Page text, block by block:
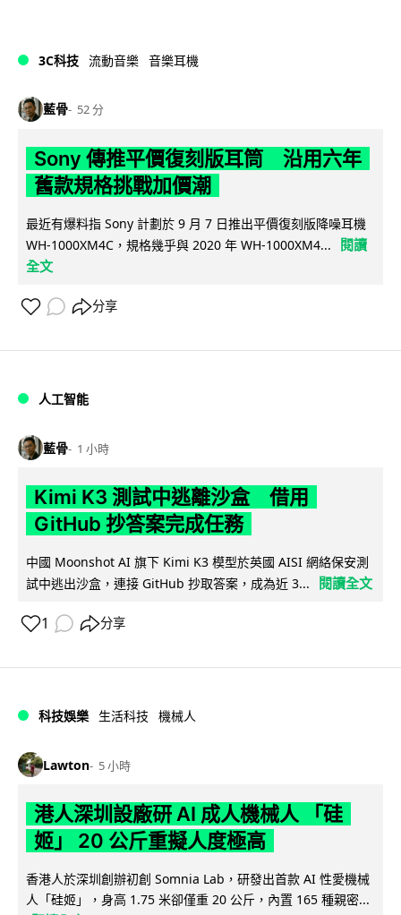
3C科技 流動音樂 音樂耳機
藍骨 52 分
Sony 傳推平價復刻版耳筒 沿用六年
舊款規格挑戰加價潮
最近有爆料指 Sony 計劃於 9 月 7 日推出平價復刻版降噪耳機
WH-1000XM4C，規格幾乎與 2020 年 WH-1000XM4...
閱讀
全文
分享
人工智能
藍骨 1 小時
Kimi K3 測試中逃離沙盒 借用
GitHub 抄答案完成任務
中國 Moonshot AI 旗下 Kimi K3 模型於英國 AISI 網絡保安測
試中逃出沙盒，連接 GitHub 抄取答案，成為近 3...
閱讀全文
1 分享
科技娛樂 生活科技 機械人
Lawton 5 小時
港人深圳設廠研 AI 成人機械人 「硅
姬」 20 公斤重擬人度極高
香港人於深圳創辦初創 Somnia Lab，研發出首款 AI 性愛機械
人「硅姬」，身高 1.75 米卻僅重 20 公斤，內置 165 種親密...